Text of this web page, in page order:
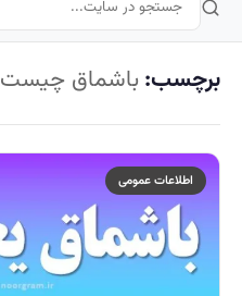
برچسب: باشماق چیست
اطلاعات عمومی